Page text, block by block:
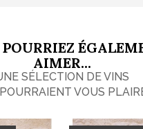
AIMER...
SÉLECTION DE VINS
VOUS